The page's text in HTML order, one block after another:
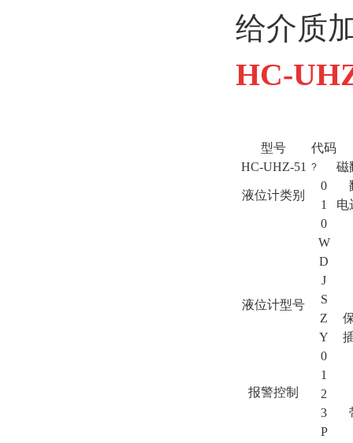
给介质
HC-
型号
代码
HC-UHZ-51
? 磁
液位计类别
0
1
电
液位计型号
0
W
D
J
S
Z
Y
报警控制
0
1
2
3
P